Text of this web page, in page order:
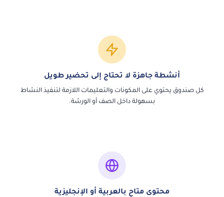
أنشطة جاهزة لا تحتاج إلى تحضير طويل
كل صندوق يحتوي على المكونات والتعليمات اللازمة لتنفيذ النشاط
بسهولة داخل الصف أو الورشة.
محتوى متاح بالعربية أو الإنجليزية